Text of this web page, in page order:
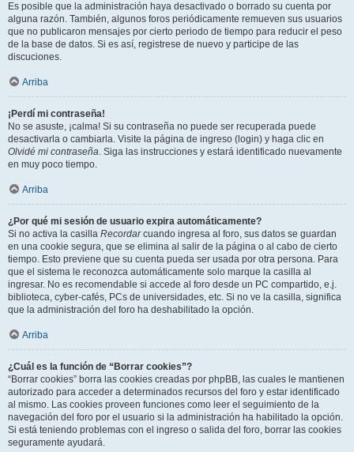
Es posible que la administración haya desactivado o borrado su cuenta por
alguna razón. También, algunos foros periódicamente remueven sus usuarios
que no publicaron mensajes por cierto periodo de tiempo para reducir el peso
de la base de datos. Si es así, registrese de nuevo y participe de las
discuciones.
Arriba
¡Perdí mi contraseña!
No se asuste, ¡calma! Si su contraseña no puede ser recuperada puede
desactivarla o cambiarla. Visite la página de ingreso (login) y haga clic en
Olvidé mi contraseña. Siga las instrucciones y estará identificado nuevamente
en muy poco tiempo.
Arriba
¿Por qué mi sesión de usuario expira automáticamente?
Si no activa la casilla Recordarcuando ingresa al foro, sus datos se guardan
en una cookie segura, que se elimina al salir de la página o al cabo de cierto
tiempo. Esto previene que su cuenta pueda ser usada por otra persona. Para
que el sistema le reconozca automáticamente solo marque la casilla al
ingresar. No es recomendable si accede al foro desde un PC compartido, e.j.
biblioteca, cyber-cafés, PCs de universidades, etc. Si no ve la casilla, significa
que la administración del foro ha deshabilitado la opción.
Arriba
¿Cuál es la función de “Borrar cookies”?
“Borrar cookies” borra las cookies creadas por phpBB, las cuales le mantienen
autorizado para acceder a determinados recursos del foro y estar identificado
al mismo. Las cookies proveen funciones como leer el seguimiento de la
navegación del foro por el usuario si la administración ha habilitado la opción.
Si está teniendo problemas con el ingreso o salida del foro, borrar las cookies
seguramente ayudará.